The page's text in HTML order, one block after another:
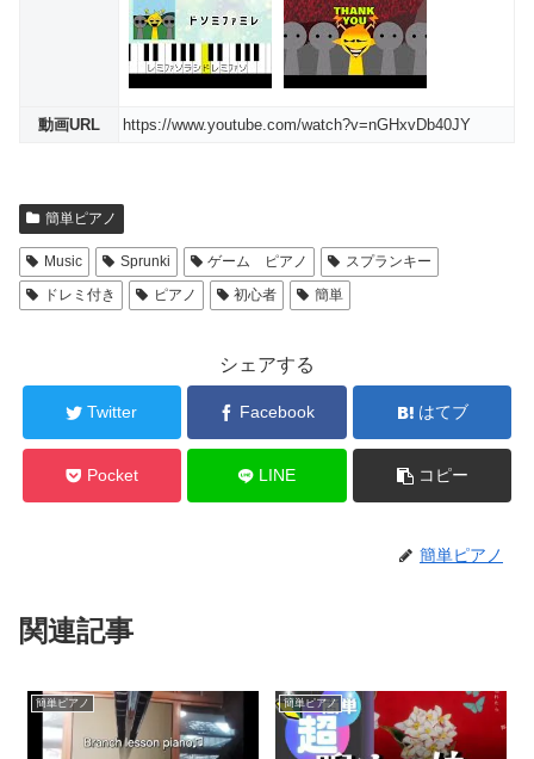
動画URL https://www.youtube.com/watch?v=nGHxvDb40JY
簡単ピアノ
Music Sprunki ゲーム ピアノ
スプランキー
ドレミ付き
ピアノ 初心者 簡単
シェアする
Twitter Facebook はてブ
Pocket LINE コピー
簡単ピアノ
関連記事
簡単ピアノ 簡単ピアノ